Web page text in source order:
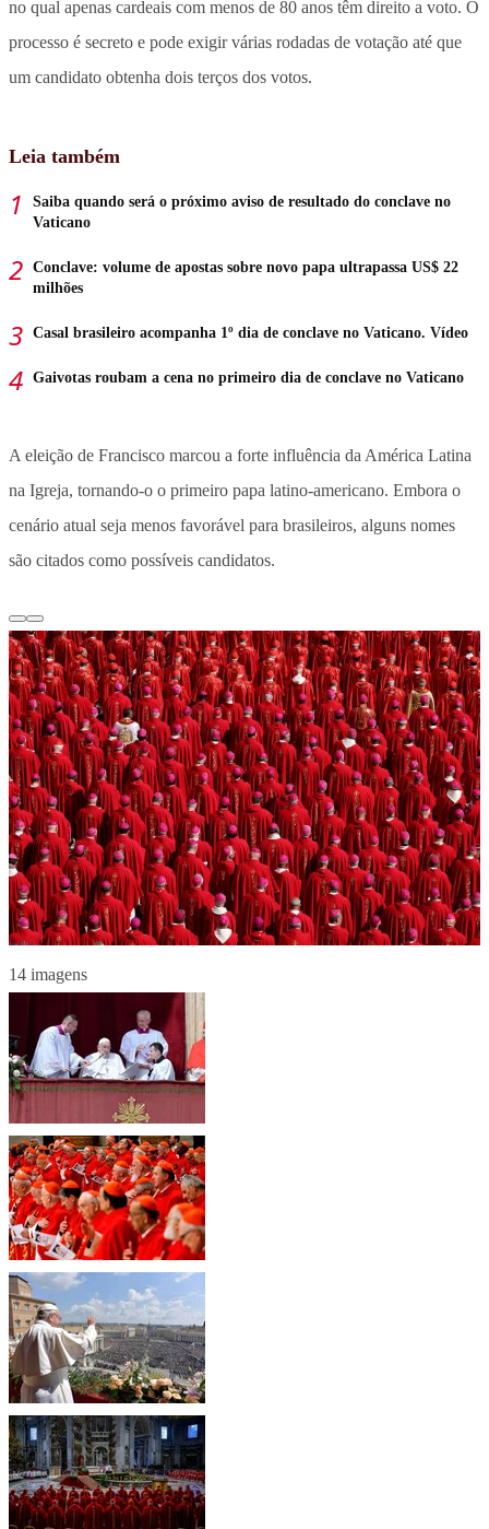
no qual apenas cardeais com menos de 80 anos têm direito a voto. O
processo é secreto e pode exigir várias rodadas de votação até que
um candidato obtenha dois terços dos votos.
Leia também
Saiba quando será o próximo aviso de resultado do conclave no
Vaticano
Conclave: volume de apostas sobre novo papa ultrapassa US$ 22
milhões
Casal brasileiro acompanha 1º dia de conclave no Vaticano. Vídeo
Gaivotas roubam a cena no primeiro dia de conclave no Vaticano
A eleição de Francisco marcou a forte influência da América Latina
na Igreja, tornando-o o primeiro papa latino-americano. Embora o
cenário atual seja menos favorável para brasileiros, alguns nomes
são citados como possíveis candidatos.
14 imagens